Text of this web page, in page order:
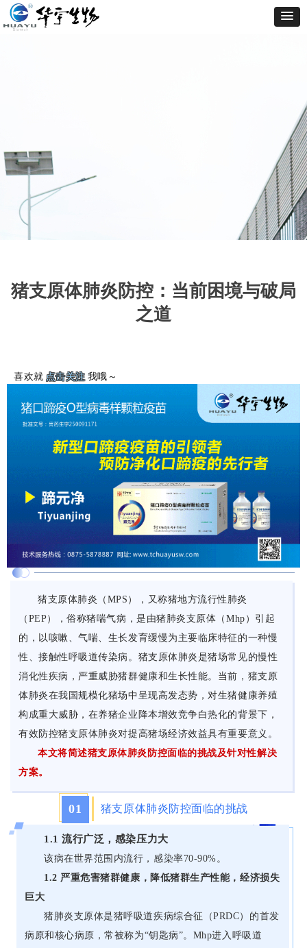
猪支原体肺炎防控：当前困境与破局
之道
喜欢就 点击关注 我哦～
猪支原体肺炎（MPS），又称猪地方流行性肺炎
（PEP），俗称猪喘气病，是由猪肺炎支原体（Mhp）引起
的，以咳嗽、气喘、生长发育缓慢为主要临床特征的一种慢
性、接触性呼吸道传染病。猪支原体肺炎是猪场常见的慢性
消化性疾病，严重威胁猪群健康和生长性能。当前，猪支原
体肺炎在我国规模化猪场中呈现高发态势，对生猪健康养殖
构成重大威胁，在养猪企业降本增效竞争白热化的背景下，
有效防控猪支原体肺炎对提高猪场经济效益具有重要意义。
本文将简述猪支原体肺炎防控面临的挑战及针对性解决
方案。
01 猪支原体肺炎防控面临的挑战
1.1 流行广泛，感染压力大
该病在世界范围内流行，感染率70-90%。
1.2 严重危害猪群健康，降低猪群生产性能，经济损失
巨大
猪肺炎支原体是猪呼吸道疾病综合征（PRDC）的首发
病原和核心病原，常被称为“钥匙病”。Mhp进入呼吸道